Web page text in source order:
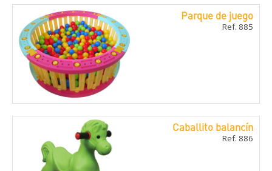
Parque de juego
Ref. 885
Caballito balancí­n
Ref. 886